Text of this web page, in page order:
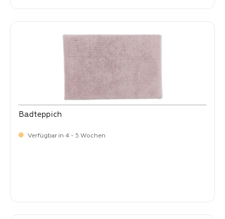
Badteppich
Verfügbar in 4 - 5 Wochen